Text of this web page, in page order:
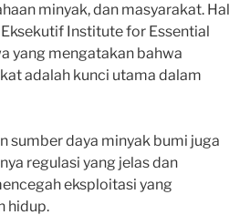
minyak, dan masyarakat. Hal
Institute for Essential
yang mengatakan bahwa
adalah kunci utama dalam
sumber daya minyak bumi juga
regulasi yang jelas dan
eksploitasi yang
hidup.